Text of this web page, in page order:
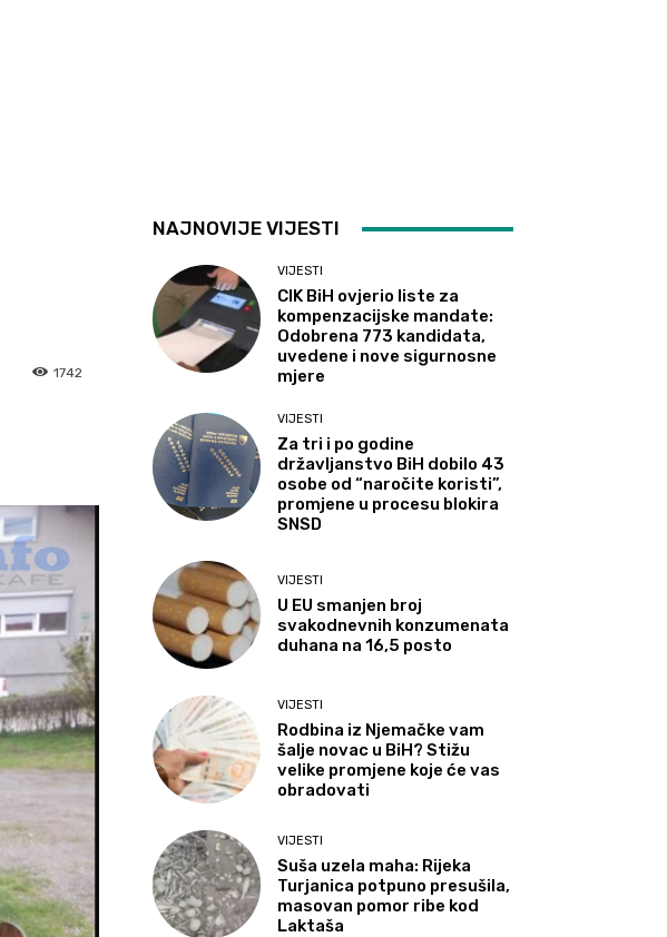
1742
NAJNOVIJE VIJESTI
VIJESTI
CIK BiH ovjerio liste za
kompenzacijske mandate:
Odobrena 773 kandidata,
uvedene i nove sigurnosne
mjere
VIJESTI
Za tri i po godine
državljanstvo BiH dobilo 43
osobe od “naročite koristi”,
promjene u procesu blokira
SNSD
VIJESTI
U EU smanjen broj
svakodnevnih konzumenata
duhana na 16,5 posto
VIJESTI
Rodbina iz Njemačke vam
šalje novac u BiH? Stižu
velike promjene koje će vas
obradovati
VIJESTI
Suša uzela maha: Rijeka
Turjanica potpuno presušila,
masovan pomor ribe kod
Laktaša